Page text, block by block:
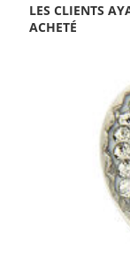
LES CLIENTS
ACHETÉ